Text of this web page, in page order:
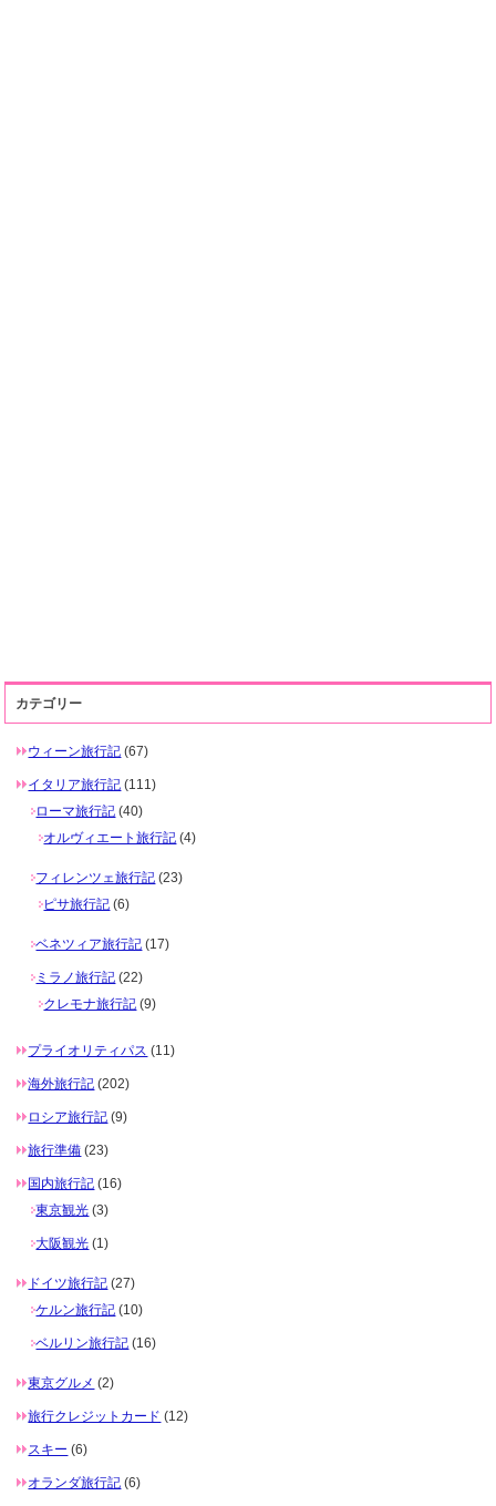
カテゴリー
ウィーン旅行記 (67)
イタリア旅行記 (111)
ローマ旅行記 (40)
オルヴィエート旅行記 (4)
フィレンツェ旅行記 (23)
ピサ旅行記 (6)
ベネツィア旅行記 (17)
ミラノ旅行記 (22)
クレモナ旅行記 (9)
プライオリティパス (11)
海外旅行記 (202)
ロシア旅行記 (9)
旅行準備 (23)
国内旅行記 (16)
東京観光 (3)
大阪観光 (1)
ドイツ旅行記 (27)
ケルン旅行記 (10)
ベルリン旅行記 (16)
東京グルメ (2)
旅行クレジットカード (12)
スキー (6)
オランダ旅行記 (6)